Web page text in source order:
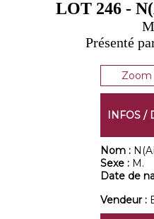
LOT 246 -
Présenté
Zoom
INFOS /
Nom :
Sexe : M.
Date de
Vendeur :